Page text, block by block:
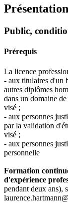
Présentation
Public,
Prérequis
La licence
- aux titulaires
autres diplômes
dans un domaine
visé ;
- aux personnes
par la validation
visé ;
- aux personnes
personnelle
Formation
d'expérience
pendant deux ans),